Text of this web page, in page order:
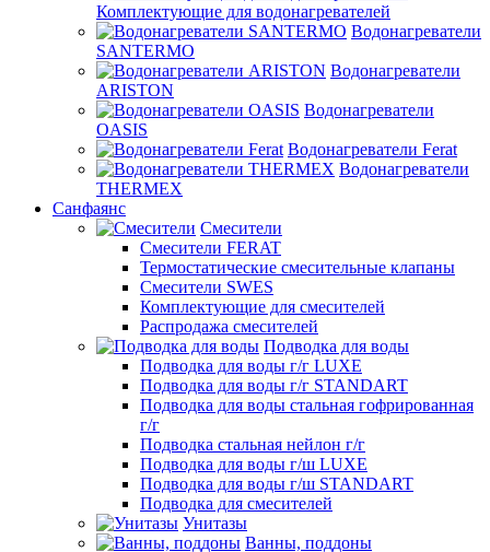
Комплектующие для водонагревателей
Водонагреватели
SANTERMO
Водонагреватели
ARISTON
Водонагреватели
OASIS
Водонагреватели Ferat
Водонагреватели
THERMEX
Санфаянс
Смесители
Смесители FERAT
Термостатические смесительные клапаны
Смесители SWES
Комплектующие для смесителей
Распродажа смесителей
Подводка для воды
Подводка для воды г/г LUXE
Подводка для воды г/г STANDART
Подводка для воды стальная гофрированная
г/г
Подводка стальная нейлон г/г
Подводка для воды г/ш LUXE
Подводка для воды г/ш STANDART
Подводка для смесителей
Унитазы
Ванны, поддоны